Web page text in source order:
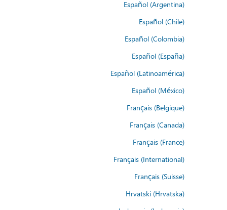
Español (Argentina)
Español (Chile)
Español (Colombia)
Español (España)
Español (Latinoamérica)
Español (México)
Français (Belgique)
Français (Canada)
Français (France)
Français (International)
Français (Suisse)
Hrvatski (Hrvatska)